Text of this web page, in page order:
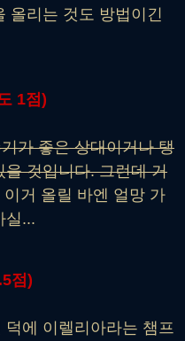
올리는 것도 방법이긴
1점)
가 좋은 상대이거나 탱
것입니다. 그런데 거
이거 올릴 바엔 얼망 가
실...
점)
에 이렐리아라는 챔프